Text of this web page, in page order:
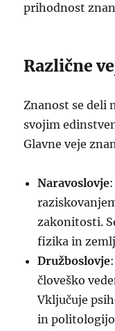
prihodnost
Različne
Znanost se deli
svojim
Glavne veje
Naravoslovje
zakonitosti.
fizika in
Družboslovje
človeško
Vključuje
in